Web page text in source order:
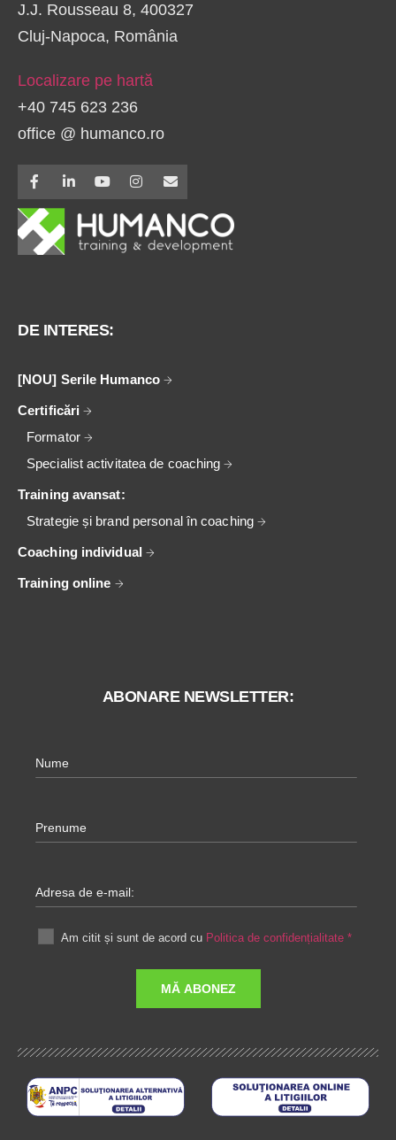
J.J. Rousseau 8, 400327
Cluj-Napoca, România
Localizare pe hartă
+40 745 623 236
office @ humanco.ro
DE INTERES:
[NOU] Serile Humanco
Certificări
Formator
Specialist activitatea de coaching
Training avansat:
Strategie și brand personal în coaching
Coaching individual
Training online
ABONARE NEWSLETTER:
Nume
Prenume
Adresa de e-mail:
Am citit și sunt de acord cu Politica de confidențialitate *